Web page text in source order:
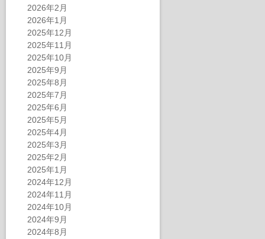
2026年2月
2026年1月
2025年12月
2025年11月
2025年10月
2025年9月
2025年8月
2025年7月
2025年6月
2025年5月
2025年4月
2025年3月
2025年2月
2025年1月
2024年12月
2024年11月
2024年10月
2024年9月
2024年8月